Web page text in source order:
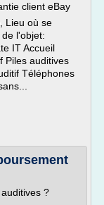
client eBay
Lieu où se
l'objet:
IT Accueil
Piles auditives
Téléphones
?